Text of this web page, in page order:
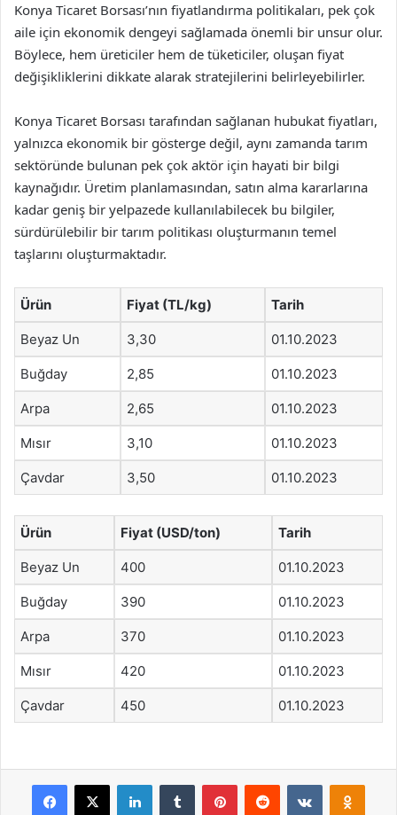
Konya Ticaret Borsası’nın fiyatlandırma politikaları, pek çok
aile için ekonomik dengeyi sağlamada önemli bir unsur olur.
Böylece, hem üreticiler hem de tüketiciler, oluşan fiyat
değişikliklerini dikkate alarak stratejilerini belirleyebilirler.
Konya Ticaret Borsası tarafından sağlanan hubukat fiyatları,
yalnızca ekonomik bir gösterge değil, aynı zamanda tarım
sektöründe bulunan pek çok aktör için hayati bir bilgi
kaynağıdır. Üretim planlamasından, satın alma kararlarına
kadar geniş bir yelpazede kullanılabilecek bu bilgiler,
sürdürülebilir bir tarım politikası oluşturmanın temel
taşlarını oluşturmaktadır.
Ürün Fiyat (TL/kg) Tarih
Beyaz Un 3,30 01.10.2023
Buğday 2,85 01.10.2023
Arpa 2,65 01.10.2023
Mısır 3,10 01.10.2023
Çavdar 3,50 01.10.2023
Ürün Fiyat (USD/ton) Tarih
Beyaz Un 400 01.10.2023
Buğday 390 01.10.2023
Arpa 370 01.10.2023
Mısır 420 01.10.2023
Çavdar 450 01.10.2023
Facebook
X LinkedInTumblr PinterestReddit VKontakte